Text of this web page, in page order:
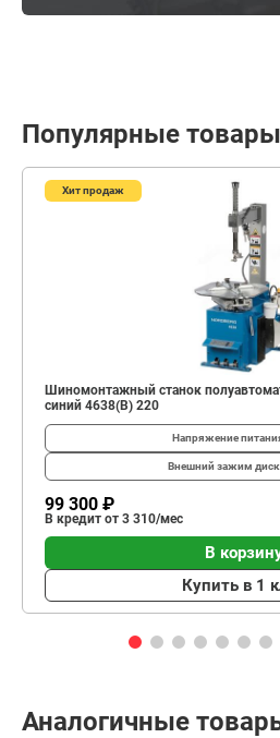
Популярные товары
Хит продаж
Шиномонтажный станок
синий 4638(B) 220
Напряжение
Внешний зажим
99 300 ₽
В кредит от 3 310/мес
В
Купить в 1
Аналогичные